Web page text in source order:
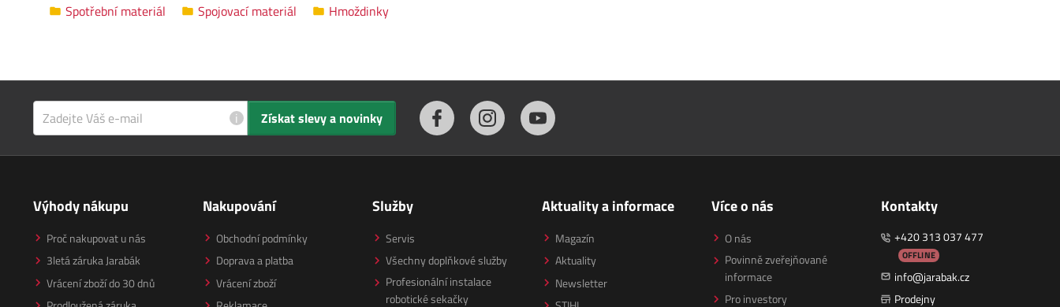
Spotřební materiál Spojovací materiál Hmoždinky
i Získat slevy a novinky
Výhody nákupu
Proč nakupovat u nás
3letá záruka Jarabák
Vrácení zboží do 30 dnů
Nakupování
Obchodní podmínky
Doprava a platba
Vrácení zboží
Služby
Servis
Všechny doplňkové služby
Profesionální instalace
robotické sekačky
Aktuality a informace
Magazín
Aktuality
Newsletter
Více o nás
O nás
Povinně zveřejňované
informace
Pro investory
Kontakty
+420 313 037 477
OFFLINE
info@jarabak.cz
Prodejny